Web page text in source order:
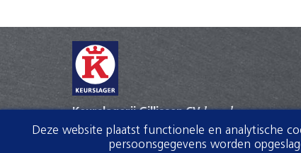
Keurslagerij Gillissen CVkeurslager
Walstraat 100
4381GE Vlissingen
Deze website plaatst functionele en analytische
persoonsgegevens worden